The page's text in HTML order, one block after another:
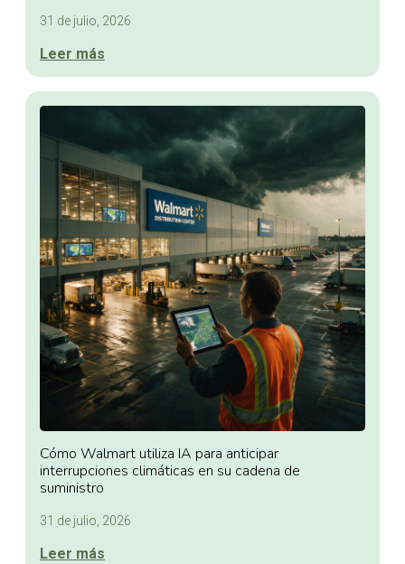
31 de julio, 2026
Leer más
Cómo Walmart utiliza IA para anticipar
interrupciones climáticas en su cadena de
suministro
31 de julio, 2026
Leer más